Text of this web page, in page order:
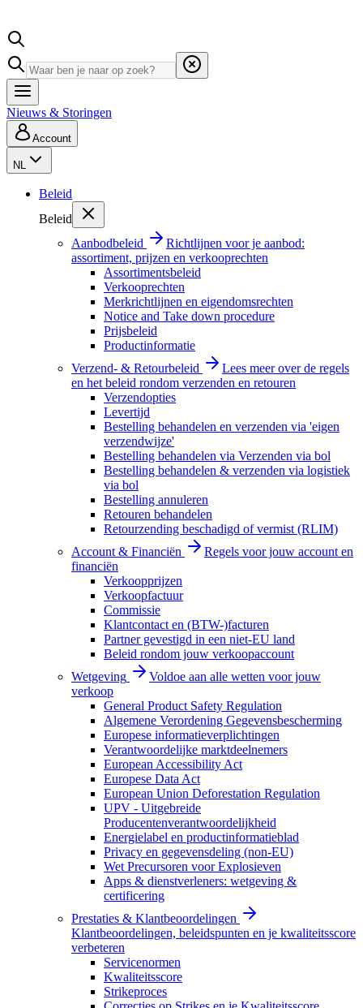
Nieuws & Storingen
Account
NL
Beleid
Beleid
Aanbodbeleid
Richtlijnen voor je aanbod:
assortiment, prijzen en verkooprechten
Assortimentsbeleid
Verkooprechten
Merkrichtlijnen en eigendomsrechten
Notice and Take down procedure
Prijsbeleid
Productinformatie
Verzend- & Retourbeleid
Lees meer over de regels
en het beleid rondom verzenden en retouren
Verzendopties
Levertijd
Bestelling behandelen en verzenden via 'eigen
verzendwijze'
Bestelling behandelen via Verzenden via bol
Bestelling behandelen & verzenden via logistiek
via bol
Bestelling annuleren
Retouren behandelen
Retourzending beschadigd of vermist (RLIM)
Account & Financiën
Regels voor jouw account en
financiën
Verkoopprijzen
Verkoopfactuur
Commissie
Klantcontact en (BTW-)facturen
Partner gevestigd in een niet-EU land
Beleid rondom jouw verkoopaccount
Wetgeving
Voldoe aan alle wetten voor jouw
verkoop
General Product Safety Regulation
Algemene Verordening Gegevensbescherming
Europese informatieverplichtingen
Verantwoordelijke marktdeelnemers
European Accessibility Act
Europese Data Act
European Union Deforestation Regulation
UPV - Uitgebreide
Producentenverantwoordelijkheid
Energielabel en productinformatieblad
Privacy en gegevensdeling (non-EU)
Wet Precursoren voor Explosieven
Apps & dienstverleners: wetgeving &
certificering
Prestaties & Klantbeoordelingen
Klantbeoordelingen, beleidspunten en je kwaliteitsscore
verbeteren
Servicenormen
Kwaliteitsscore
Strikeproces